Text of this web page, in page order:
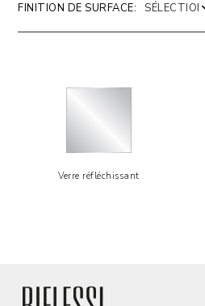
FINITION DE SURFACE:
Verre réfléchissant